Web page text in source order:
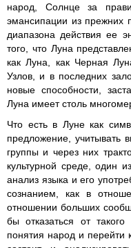
народ, Солнце за
эмансипации из прежних
диапазона действия ее
того, что Луна
как Луна, как Черная
Узлов, и в последних
новые способности,
Луна имеет столь
Что есть в Луне как
предложение, учитывать
группы и через них
культурной среде, один
анализ языка и его
сознанием, как в
отношении больших
бы отказаться от
понятия народ и перейти